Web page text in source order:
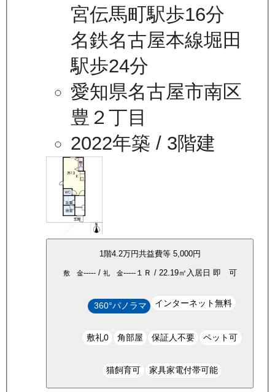
宮伝馬町駅歩16分
名鉄名古屋本線堀田
駅歩24分
愛知県名古屋市南区
豊２丁目
2022年築 / 3階建
1 階4.2万円共益費等 5,000円
敷 金-----/ 礼 金-----１Ｒ / 22.19㎡ 入居日 即 可
360°パノラマ インターネット無料
敷礼0 角部屋 保証人不要 ペット可
猫飼育可 家具家電付帯可能